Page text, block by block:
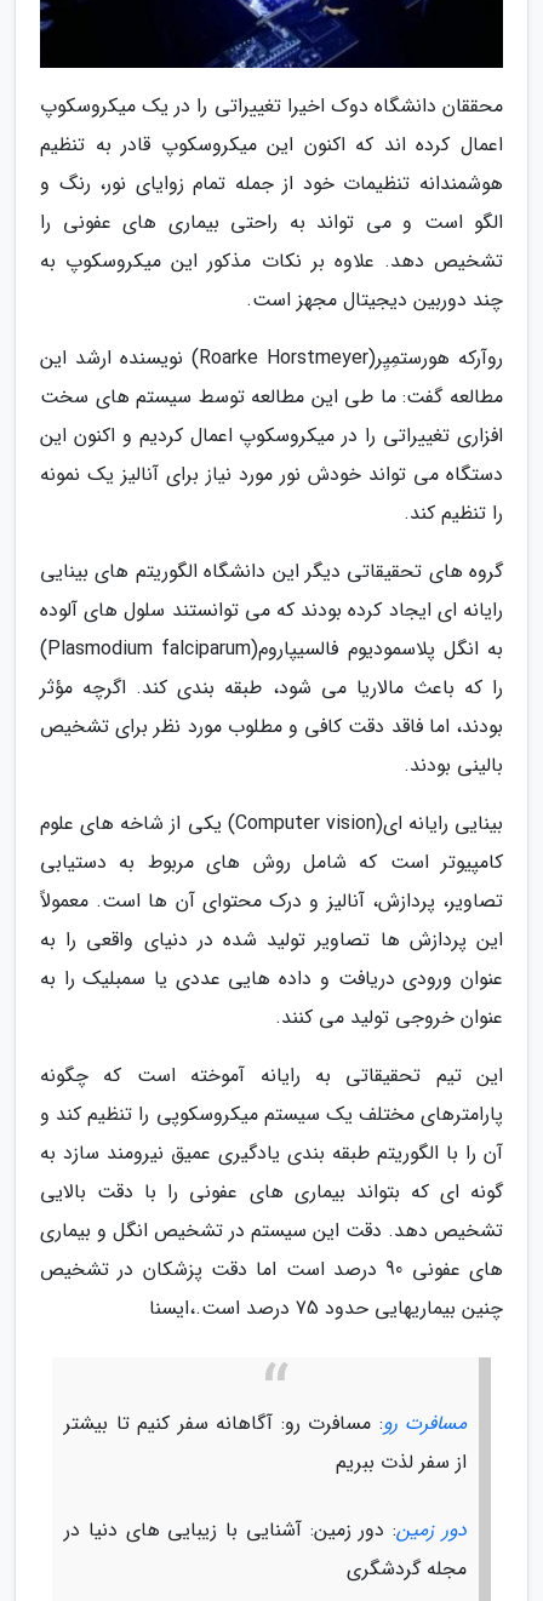
محققان دانشگاه دوک اخیرا تغییراتی را در یک میکروسکوپ
اعمال کرده اند که اکنون این میکروسکوپ قادر به تنظیم
هوشمندانه تنظیمات خود از جمله تمام زوایای نور، رنگ و
الگو است و می تواند به راحتی بیماری های عفونی را
تشخیص دهد. علاوه بر نکات مذکور این میکروسکوپ به
چند دوربین دیجیتال مجهز است.
روآرکه هورستمِیِر(Roarke Horstmeyer) نویسنده ارشد این
مطالعه گفت: ما طی این مطالعه توسط سیستم های سخت
افزاری تغییراتی را در میکروسکوپ اعمال کردیم و اکنون این
دستگاه می تواند خودش نور مورد نیاز برای آنالیز یک نمونه
را تنظیم کند.
گروه های تحقیقاتی دیگر این دانشگاه الگوریتم های بینایی
رایانه ای ایجاد کرده بودند که می توانستند سلول های آلوده
به انگل پلاسمودیوم فالسیپاروم(Plasmodium falciparum)
را که باعث مالاریا می شود، طبقه بندی کند. اگرچه مؤثر
بودند، اما فاقد دقت کافی و مطلوب مورد نظر برای تشخیص
بالینی بودند.
بینایی رایانه ای(Computer vision) یکی از شاخه های علوم
کامپیوتر است که شامل روش های مربوط به دستیابی
تصاویر، پردازش، آنالیز و درک محتوای آن ها است. معمولاً
این پردازش ها تصاویر تولید شده در دنیای واقعی را به
عنوان ورودی دریافت و داده هایی عددی یا سمبلیک را به
عنوان خروجی تولید می کنند.
این تیم تحقیقاتی به رایانه آموخته است که چگونه
پارامترهای مختلف یک سیستم میکروسکوپی را تنظیم کند و
آن را با الگوریتم طبقه بندی یادگیری عمیق نیرومند سازد به
گونه ای که بتواند بیماری های عفونی را با دقت بالایی
تشخیص دهد. دقت این سیستم در تشخیص انگل و بیماری
های عفونی 90 درصد است اما دقت پزشکان در تشخیص
چنین بیماریهایی حدود 75 درصد است.،ایسنا
مسافرت رو: مسافرت رو: آگاهانه سفر کنیم تا بیشتر
از سفر لذت ببریم
دور زمین: دور زمین: آشنایی با زیبایی های دنیا در
مجله گردشگری